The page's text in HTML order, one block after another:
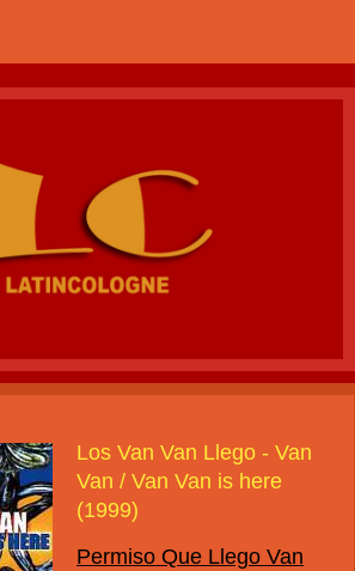
Los Van Van Llego - Van
Van / Van Van is here
(1999)
Permiso Que Llego Van